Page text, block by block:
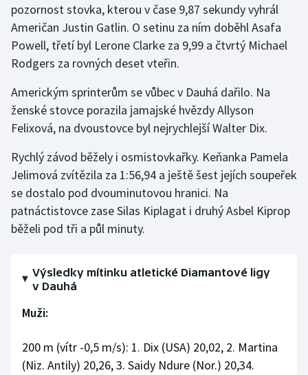
Short track
Sportovní střelba
Triatlon
Vodní slalom
Volejbal
pozornost stovka, kterou v čase 9,87 sekundy vyhrál
Američan Justin Gatlin. O setinu za ním doběhl Asafa
Powell, třetí byl Lerone Clarke za 9,99 a čtvrtý Michael
Rodgers za rovných deset vteřin.
Americkým sprinterům se vůbec v Dauhá dařilo. Na
ženské stovce porazila jamajské hvězdy Allyson
Felixová, na dvoustovce byl nejrychlejší Walter Dix.
Rychlý závod běžely i osmistovkařky. Keňanka Pamela
Jelimová zvítězila za 1:56,94 a ještě šest jejích soupeřek
se dostalo pod dvouminutovou hranici. Na
patnáctistovce zase Silas Kiplagat i druhý Asbel Kiprop
běželi pod tři a půl minuty.
Výsledky mítinku atletické Diamantové ligy
v Dauhá
Muži:
200 m (vítr -0,5 m/s): 1. Dix (USA) 20,02, 2. Martina
(Niz. Antily) 20,26, 3. Saidy Ndure (Nor.) 20,34.